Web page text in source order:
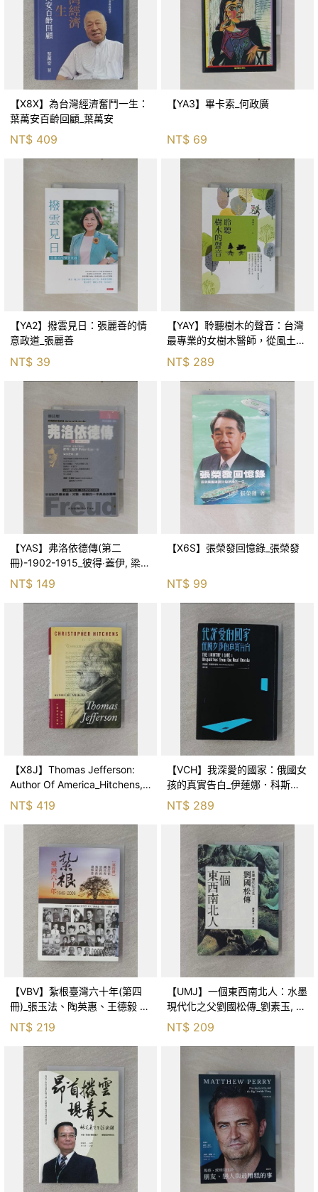
【X8X】為台灣經濟奮鬥一生：
葉萬安百齡回顧_葉萬安
NT$ 409
【YA3】畢卡索_何政廣
NT$ 69
【YA2】撥雲見日：張麗善的情
意政道_張麗善
NT$ 39
【YAY】聆聽樹木的聲音：台灣
最專業的女樹木醫師，從風土歷
史、景觀安排…_詹鳳春
NT$ 289
【YAS】弗洛依德傳(第二
冊)-1902-1915_彼得‧蓋伊, 梁
永，李宜澤等
NT$ 149
【X6S】張榮發回憶錄_張榮發
NT$ 99
【X8J】Thomas Jefferson:
Author Of America_Hitchens,
Christopher
NT$ 419
【VCH】我深愛的國家：俄國女
孩的真實告白_伊蓮娜．科斯秋
琴科, 胡宗香
NT$ 289
【VBV】紮根臺灣六十年(第四
冊)_張玉法、陶英惠、王德毅 編
著
NT$ 219
【UMJ】一個東西南北人：水墨
現代化之父劉國松傳_劉素玉, 張
孟起
NT$ 209